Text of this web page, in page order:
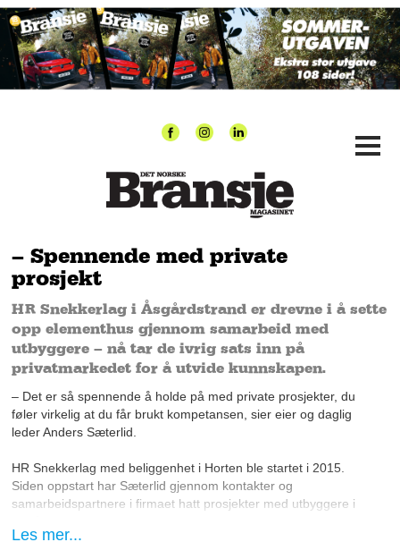
– Spennende med private
prosjekt
HR Snekkerlag i Åsgårdstrand er drevne i å sette
opp elementhus gjennom samarbeid med
utbyggere – nå tar de ivrig sats inn på
privatmarkedet for å utvide kunnskapen.
– Det er så spennende å holde på med private prosjekter, du
føler virkelig at du får brukt kompetansen, sier eier og daglig
leder Anders Sæterlid.
HR Snekkerlag med beliggenhet i Horten ble startet i 2015.
Siden oppstart har Sæterlid gjennom kontakter og
samarbeidspartnere i firmaet hatt prosjekter med utbyggere i
elementer, takjobber, innsetting av dører og vinduer og noe
Les mer...